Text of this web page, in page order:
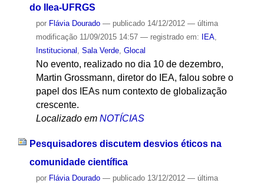
do Ilea-UFRGS
por Flávia Dourado — publicado14/12/2012 — última
modificação11/09/2015 14:57 — registrado em: IEA,
Institucional , Sala Verde, Glocal
No evento, realizado no dia 10 de dezembro,
Martin Grossmann, diretor do IEA, falou sobre o
papel dos IEAs num contexto de globalização
crescente.
Localizado em NOTÍCIAS
Pesquisadores discutem desvios éticos na
comunidade científica
por Flávia Dourado — publicado13/12/2012 — última